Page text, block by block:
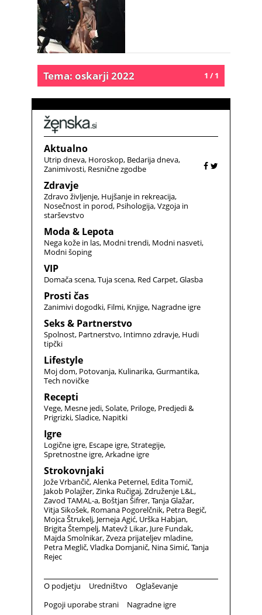
1 / 1
Tema: oskarji 2022
Aktualno
Utrip dneva Horoskop Bedarija dneva
Zanimivosti Resnične zgodbe
Zdravje
Zdravo življenje Hujšanje in rekreacija
Nosečnost in porod Psihologija Vzgoja in
starševstvo
Moda & Lepota
Nega kože in las Modni trendi Modni nasveti
Modni šoping
VIP
Domača scena Tuja scena Red Carpet Glasba
Prosti čas
Zanimivi dogodki Filmi Knjige Nagradne igre
Seks & Partnerstvo
Spolnost Partnerstvo Intimno zdravje Hudi
tipčki
Lifestyle
Moj dom Potovanja Kulinarika Gurmantika
Tech novičke
Recepti
Vege Mesne jedi Solate Priloge Predjedi &
Prigrizki Sladice Napitki
Igre
Logične igre Escape igre Strategije
Spretnostne igre Arkadne igre
Strokovnjaki
Jože Vrbančič Alenka Peternel Edita Tomič
Jakob Polajžer Zinka Ručigaj Združenje L&L
Zavod TAMAL-a Boštjan Šifrer Tanja Glažar
Vitja Sikošek Romana Pogorelčnik Petra Begič
Mojca Štrukelj Jerneja Agić Urška Habjan
Brigita Štempelj Matevž Likar Jure Fundak
Majda Smolnikar Zveza prijateljev mladine
Petra Meglič Vladka Domjanič Nina Simić Tanja
Rejec
O podjetju Uredništvo
Oglaševanje
Pogoji uporabe strani
Nagradne igre